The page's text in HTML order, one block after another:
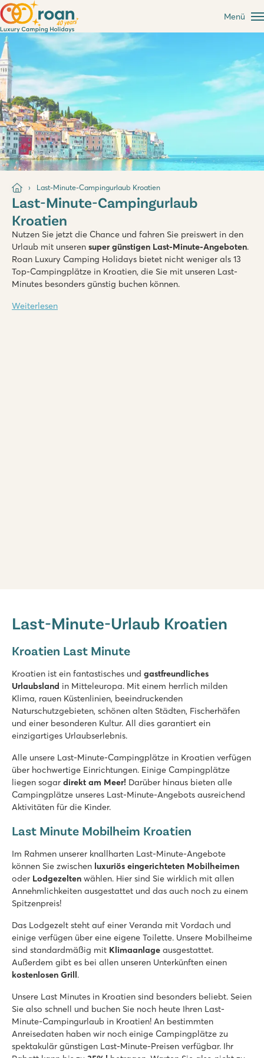
Menü
Last-Minute-Campingurlaub Kroatien
Last-Minute-Campingurlaub
Kroatien
Nutzen Sie jetzt die Chance und fahren Sie preiswert in den
Urlaub mit unseren super günstigen Last-Minute-Angeboten.
Roan Luxury Camping Holidays bietet nicht weniger als 13
Top-Campingplätze in Kroatien, die Sie mit unseren Last-
Minutes besonders günstig buchen können.
Weiterlesen
Kroatien - Kroatische Küste - Dalmatien - Zadar
Einkaufspromenade mit Restaurants auf dem Campingplatz
Das historische Dorf Nin ist fußläufig erreichbar
Amadria Park Camping Trogir
Amadria Park Camping Trogir
Kroatien - Kroatische Küste - Dalmatien - Trogir
★ ★ ★
Pool mit Aussicht über das türkisfarbene Meer
Viele Einrichtungen und tolle Animation
Stadt Trogir nur 10 Gehminuten entfernt
Valamar Camping Lanterna
Kroatien - Kroatische Küste - Istrien - Poreč
★ ★ ★
Großer Poolkomplex mit mehreren Rutschen
Nur 20 Autominuten vom lebhaften Poreč
Bijela Uvala
Bijela Uvala
Kroatien - Kroatische Küste - Istrien - Poreč
★ ★ ★
3 Poollandschaften mit neuen Rutschen
Tolle Restaurants und Bars auf dem Campingplatz
Mit dem Touristenzug ins historische Poreč
Last-Minute-Urlaub Kroatien
Kroatien Last Minute
Kroatien ist ein fantastisches und gastfreundliches
Urlaubsland in Mitteleuropa. Mit einem herrlich milden
Klima, rauen Küstenlinien, beeindruckenden
Naturschutzgebieten, schönen alten Städten, Fischerhäfen
und einer besonderen Kultur. All dies garantiert ein
einzigartiges Urlaubserlebnis.
Alle unsere Last-Minute-Campingplätze in Kroatien verfügen
über hochwertige Einrichtungen. Einige Campingplätze
liegen sogar direkt am Meer! Darüber hinaus bieten alle
Campingplätze unseres Last-Minute-Angebots ausreichend
Aktivitäten für die Kinder.
Last Minute Mobilheim Kroatien
Im Rahmen unserer knallharten Last-Minute-Angebote
können Sie zwischen luxuriös eingerichteten Mobilheimen
oder Lodgezelten wählen. Hier sind Sie wirklich mit allen
Annehmlichkeiten ausgestattet und das auch noch zu einem
Spitzenpreis!
Das Lodgezelt steht auf einer Veranda mit Vordach und
einige verfügen über eine eigene Toilette. Unsere Mobilheime
sind standardmäßig mit Klimaanlage ausgestattet.
Außerdem gibt es bei allen unseren Unterkünften einen
kostenlosen Grill.
Unsere Last Minutes in Kroatien sind besonders beliebt. Seien
Sie also schnell und buchen Sie noch heute Ihren Last-
Minute-Campingurlaub in Kroatien! An bestimmten
Anreisedaten haben wir noch einige Campingplätze zu
spektakulär günstigen Last-Minute-Preisen verfügbar. Ihr